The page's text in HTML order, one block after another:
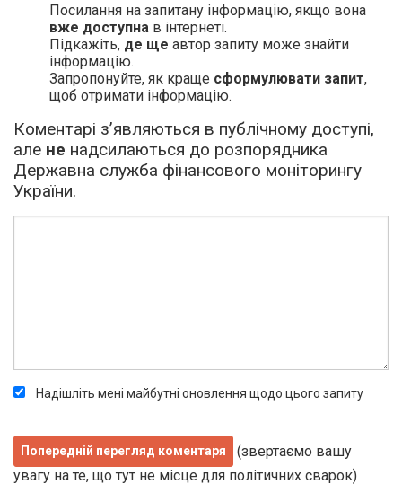
Посилання на запитану інформацію, якщо вона
вже доступна в інтернеті.
Підкажіть, де ще автор запиту може знайти
інформацію.
Запропонуйте, як краще сформулювати запит,
щоб отримати інформацію.
Коментарі з’являються в публічному доступі,
але не надсилаються до розпорядника
Державна служба фінансового моніторингу
України.
Надішліть мені майбутні оновлення щодо цього запиту
(звертаємо вашу
увагу на те, що тут не місце для політичних сварок)